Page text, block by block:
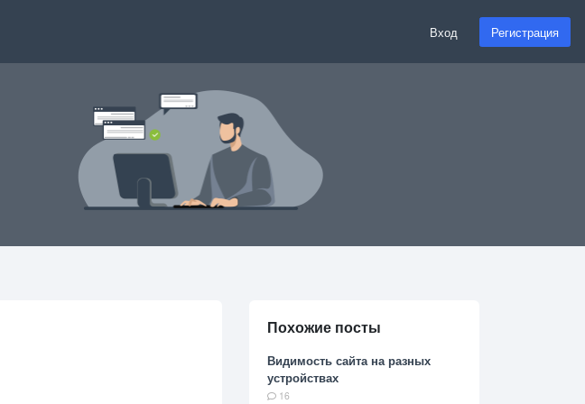
Вход Регистрация
Похожие посты
Видимость сайта на разных
устройствах
16